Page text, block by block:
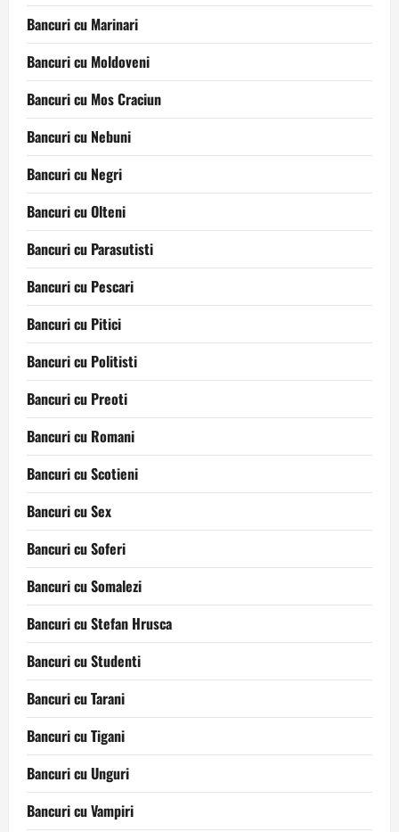
Bancuri cu Marinari
Bancuri cu Moldoveni
Bancuri cu Mos Craciun
Bancuri cu Nebuni
Bancuri cu Negri
Bancuri cu Olteni
Bancuri cu Parasutisti
Bancuri cu Pescari
Bancuri cu Pitici
Bancuri cu Politisti
Bancuri cu Preoti
Bancuri cu Romani
Bancuri cu Scotieni
Bancuri cu Sex
Bancuri cu Soferi
Bancuri cu Somalezi
Bancuri cu Stefan Hrusca
Bancuri cu Studenti
Bancuri cu Tarani
Bancuri cu Tigani
Bancuri cu Unguri
Bancuri cu Vampiri